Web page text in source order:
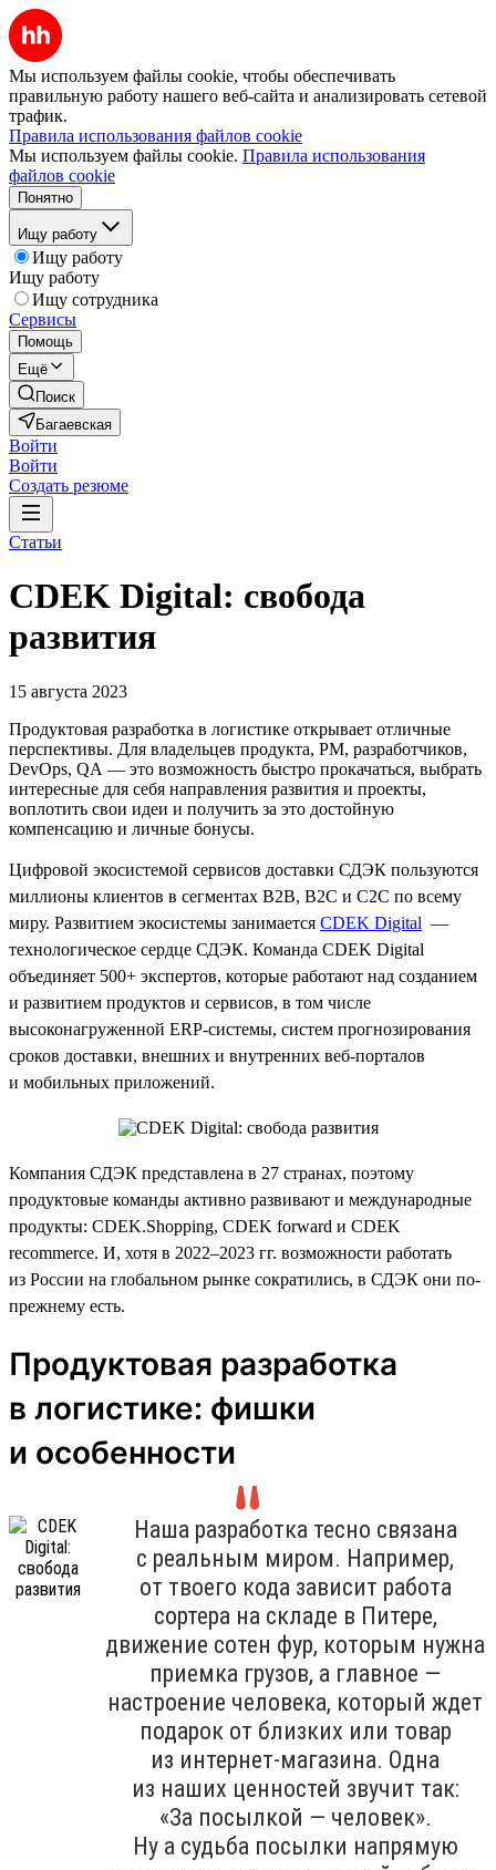
Мы используем файлы cookie, чтобы обеспечивать
правильную работу нашего веб-сайта и анализировать сетевой
трафик.
Правила использования файлов cookie
Мы используем файлы cookie. Правила использования
файлов cookie
Понятно
Ищу работу
Ищу работу
Ищу работу
Ищу сотрудника
Сервисы
Помощь
Ещё
Поиск
Багаевская
Войти
Войти
Создать резюме
Статьи
CDEK Digital: свобода
развития
15 августа 2023
Продуктовая разработка в логистике открывает отличные
перспективы. Для владельцев продукта, PM, разработчиков,
DevOps, QA — это возможность быстро прокачаться, выбрать
интересные для себя направления развития и проекты,
воплотить свои идеи и получить за это достойную
компенсацию и личные бонусы.
Цифровой экосистемой сервисов доставки СДЭК пользуются
миллионы клиентов в сегментах B2B, B2C и C2C по всему
миру. Развитием экосистемы занимается CDEK Digital —
технологическое сердце СДЭК. Команда CDEK Digital
объединяет 500+ экспертов, которые работают над созданием
и развитием продуктов и сервисов, в том числе
высоконагруженной ERP-системы, систем прогнозирования
сроков доставки, внешних и внутренних веб-порталов
и мобильных приложений.
Компания СДЭК представлена в 27 странах, поэтому
продуктовые команды активно развивают и международные
продукты: CDEK.Shopping, CDEK forward и CDEK
recommerce. И, хотя в 2022–2023 гг. возможности работать
из России на глобальном рынке сократились, в СДЭК они по-
прежнему есть.
Продуктовая разработка
в логистике: фишки
и особенности
Наша разработка тесно связана
с реальным миром. Например,
от твоего кода зависит работа
сортера на складе в Питере,
движение сотен фур, которым нужна
приемка грузов, а главное —
настроение человека, который ждет
подарок от близких или товар
из интернет-магазина. Одна
из наших ценностей звучит так:
«За посылкой — человек».
Ну а судьба посылки напрямую